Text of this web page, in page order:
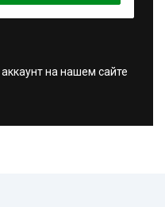
на нашем сайте